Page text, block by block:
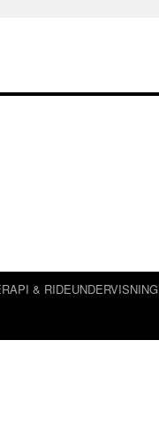
& RIDEUNDERVISNING